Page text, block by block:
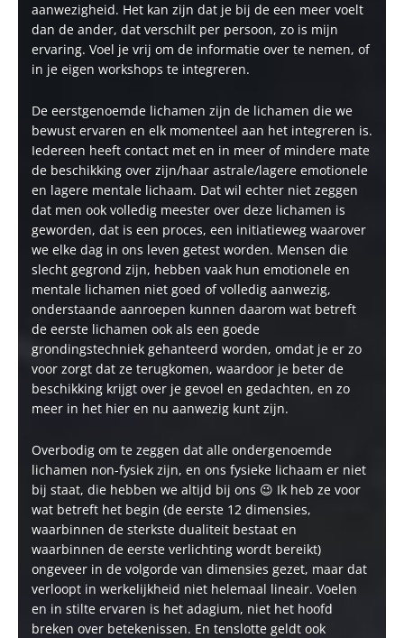
aanwezigheid. Het kan zijn dat je bij de een meer voelt
dan de ander, dat verschilt per persoon, zo is mijn
ervaring. Voel je vrij om de informatie over te nemen, of
in je eigen workshops te integreren.
De eerstgenoemde lichamen zijn de lichamen die we
bewust ervaren en elk momenteel aan het integreren is.
Iedereen heeft contact met en in meer of mindere mate
de beschikking over zijn/haar astrale/lagere emotionele
en lagere mentale lichaam. Dat wil echter niet zeggen
dat men ook volledig meester over deze lichamen is
geworden, dat is een proces, een initiatieweg waarover
we elke dag in ons leven getest worden. Mensen die
slecht gegrond zijn, hebben vaak hun emotionele en
mentale lichamen niet goed of volledig aanwezig,
onderstaande aanroepen kunnen daarom wat betreft
de eerste lichamen ook als een goede
grondingstechniek gehanteerd worden, omdat je er zo
voor zorgt dat ze terugkomen, waardoor je beter de
beschikking krijgt over je gevoel en gedachten, en zo
meer in het hier en nu aanwezig kunt zijn.
Overbodig om te zeggen dat alle ondergenoemde
lichamen non-fysiek zijn, en ons fysieke lichaam er niet
bij staat, die hebben we altijd bij ons 😉 Ik heb ze voor
wat betreft het begin (de eerste 12 dimensies,
waarbinnen de sterkste dualiteit bestaat en
waarbinnen de eerste verlichting wordt bereikt)
ongeveer in de volgorde van dimensies gezet, maar dat
verloopt in werkelijkheid niet helemaal lineair. Voelen
en in stilte ervaren is het adagium, niet het hoofd
breken over betekenissen. En tenslotte geldt ook